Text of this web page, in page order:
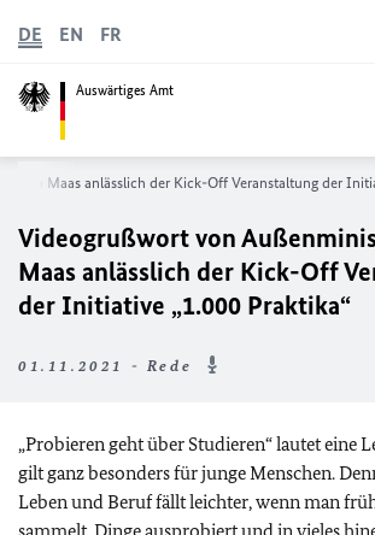
Auswärtiges Amt
DE EN FR
Maas anlässlich der Kick-Off Veranstaltung der
Videogrußwort von
Maas anlässlich der Kick-Off
der Initiative „1.000 Praktika“
01.11.2021 - Rede
„Probieren geht über Studieren“ lautet eine
gilt ganz besonders für junge Menschen.
Leben und Beruf fällt leichter, wenn man